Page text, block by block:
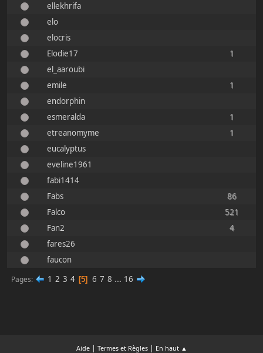
ellekhrifa
elo
elocris
Elodie17
1
el_aaroubi
emile
1
endorphin
esmeralda
1
etreanomyme
1
eucalyptus
eveline1961
fabi1414
Fabs
86
Falco
521
Fan2
4
fares26
faucon
Pages 1 2 3 4 5 6 7 8 ... 16
Aide| Termes et Règles| En haut ▲